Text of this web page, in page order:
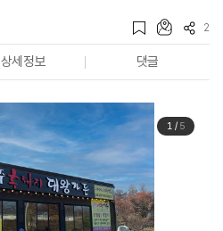
2
상세정보 댓글
1/ 5